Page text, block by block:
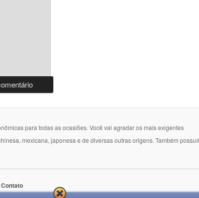
para todas as ocasiões. Você vai agradar os mais exigentes
mexicana, japonesa e de diversas outras origens. Também
Contato